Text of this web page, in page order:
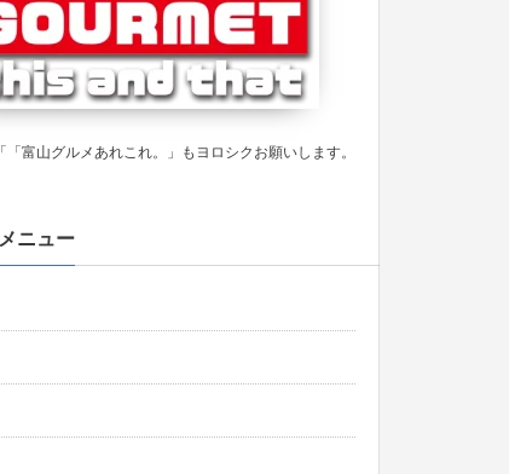
「富山グルメあれこれ。」もヨロシクお願いします。
ニュー